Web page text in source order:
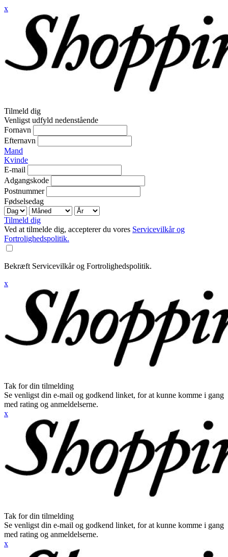
x
Tilmeld dig
Venligst udfyld nedenstående
Fornavn
Efternavn
Mand
Kvinde
E-mail
Adgangskode
Postnummer
Fødselsedag
Tilmeld dig
Ved at tilmelde dig, accepterer du vores Servicevilkår og
Fortrolighedspolitik.
Bekræft Servicevilkår og Fortrolighedspolitik.
x
Tak for din tilmelding
Se venligst din e-mail og godkend linket, for at kunne komme i gang
med rating og anmeldelserne.
x
Tak for din tilmelding
Se venligst din e-mail og godkend linket, for at kunne komme i gang
med rating og anmeldelserne.
x